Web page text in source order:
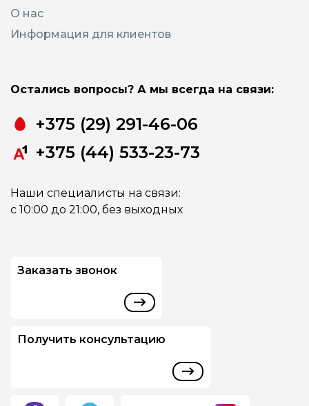
О нас
Информация для клиентов
Остались вопросы? А мы всегда на связи:
+375 (29) 291-46-06
+375 (44) 533-23-73
Наши специалисты на связи:
с 10:00 до 21:00, без выходных
Заказать звонок
Получить консультацию